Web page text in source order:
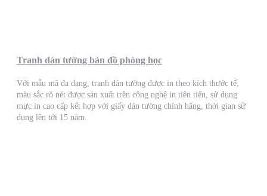
Tranh dán tường bản đồ phòng học
Với mẫu mã đa dạng, tranh dán tường được in theo kích thước tế,
màu sắc rõ nét được sản xuất trên công nghệ in tiên tiến, sử dụng
mực in cao cấp kết hợp với giấy dán tường chính hãng, thời gian sử
dụng lên tới 15 năm.